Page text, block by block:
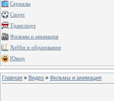
Сериалы
Спорт
Транспорт
Фильмы и анимация
Хобби и образование
Юмор
Главная » Видео » Фильмы и анимация